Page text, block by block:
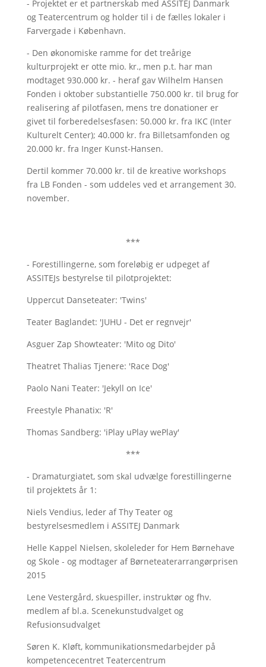
- Projektet er et partnerskab med ASSITEJ Danmark
og Teatercentrum og holder til i de fælles lokaler i
Farvergade i København.
- Den økonomiske ramme for det treårige
kulturprojekt er otte mio. kr., men p.t. har man
modtaget 930.000 kr. - heraf gav Wilhelm Hansen
Fonden i oktober substantielle 750.000 kr. til brug for
realisering af pilotfasen, mens tre donationer er
givet til forberedelsesfasen: 50.000 kr. fra IKC (Inter
Kulturelt Center); 40.000 kr. fra Billetsamfonden og
20.000 kr. fra Inger Kunst-Hansen.
Dertil kommer 70.000 kr. til de kreative workshops
fra LB Fonden - som uddeles ved et arrangement 30.
november.
***
- Forestillingerne, som foreløbig er udpeget af
ASSITEJs bestyrelse til pilotprojektet:
Uppercut Danseteater: 'Twins'
Teater Baglandet: 'JUHU - Det er regnvejr'
Asguer Zap Showteater: 'Mito og Dito'
Theatret Thalias Tjenere: 'Race Dog'
Paolo Nani Teater: 'Jekyll on Ice'
Freestyle Phanatix: 'R'
Thomas Sandberg: 'iPlay uPlay wePlay'
***
- Dramaturgiatet, som skal udvælge forestillingerne
til projektets år 1:
Niels Vendius, leder af Thy Teater og
bestyrelsesmedlem i ASSITEJ Danmark
Helle Kappel Nielsen, skoleleder for Hem Børnehave
og Skole - og modtager af Børneteaterarrangørprisen
2015
Lene Vestergård, skuespiller, instruktør og fhv.
medlem af bl.a. Scenekunstudvalget og
Refusionsudvalget
Søren K. Kløft, kommunikationsmedarbejder på
kompetencecentret Teatercentrum